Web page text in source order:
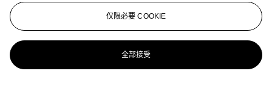
仅限必要 COOKIE
全部接受